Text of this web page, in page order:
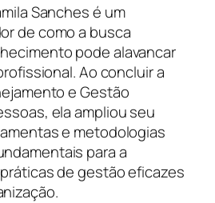
Sanches é um
de como a busca
pode alavancar
Ao concluir a
e Gestão
ela ampliou seu
e metodologias
para a
de gestão eficazes